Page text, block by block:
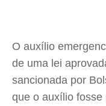
O auxílio
de uma lei
sancionada por
que o auxílio fosse